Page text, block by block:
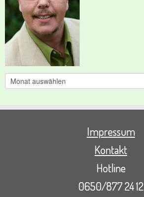
Archive
Impressum
Kontakt
Hotline
0650/877 24 12